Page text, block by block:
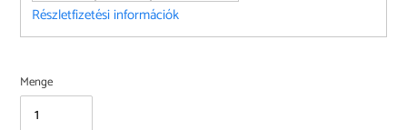
Részletfizetési információk
Menge